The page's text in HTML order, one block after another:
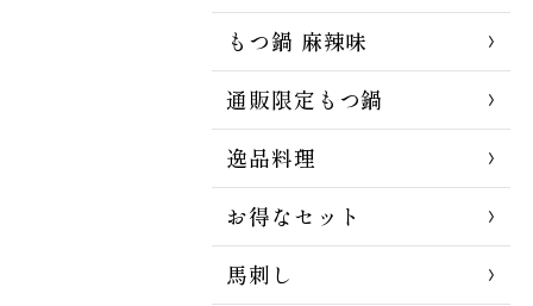
もつ鍋 麻辣味
通販限定もつ鍋
逸品料理
お得なセット
馬刺し